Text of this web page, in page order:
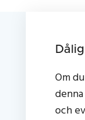
Om
och